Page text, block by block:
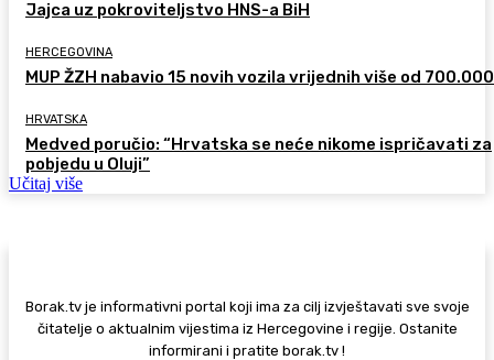
Jajca uz pokroviteljstvo HNS-a BiH
HERCEGOVINA
MUP ŽZH nabavio 15 novih vozila vrijednih više od 700.000
HRVATSKA
Medved poručio: “Hrvatska se neće nikome ispričavati za
pobjedu u Oluji”
Učitaj više
Borak.tv je informativni portal koji ima za cilj izvještavati sve svoje
čitatelje o aktualnim vijestima iz Hercegovine i regije. Ostanite
informirani i pratite borak.tv !